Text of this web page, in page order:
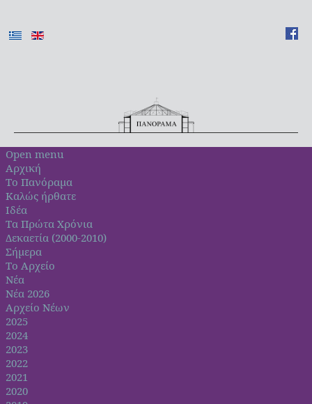
Open menu
Αρχική
Το Πανόραμα
Καλώς ήρθατε
Ιδέα
Τα Πρώτα Χρόνια
Δεκαετία (2000-2010)
Σήμερα
Το Αρχείο
Νέα
Νέα 2026
Αρχείο Νέων
2025
2024
2023
2022
2021
2020